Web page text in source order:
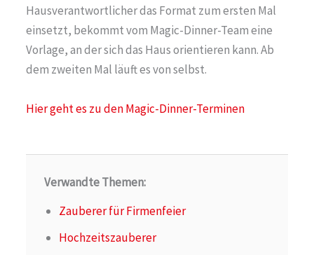
Hausverantwortlicher das Format zum ersten Mal
einsetzt, bekommt vom Magic-Dinner-Team eine
Vorlage, an der sich das Haus orientieren kann. Ab
dem zweiten Mal läuft es von selbst.
Hier geht es zu den Magic-Dinner-Terminen
Verwandte Themen:
Zauberer für Firmenfeier
Hochzeitszauberer